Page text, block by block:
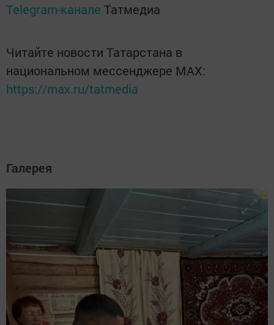
Telegram-канале Татмедиа
Читайте новости Татарстана в
национальном мессенджере MАХ:
https://max.ru/tatmedia
Галерея